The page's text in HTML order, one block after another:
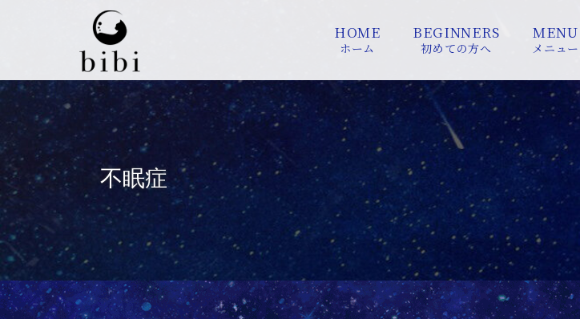
HOME
ホーム
BEGINNERS
初めての方へ
MENU
メニュー
不眠症